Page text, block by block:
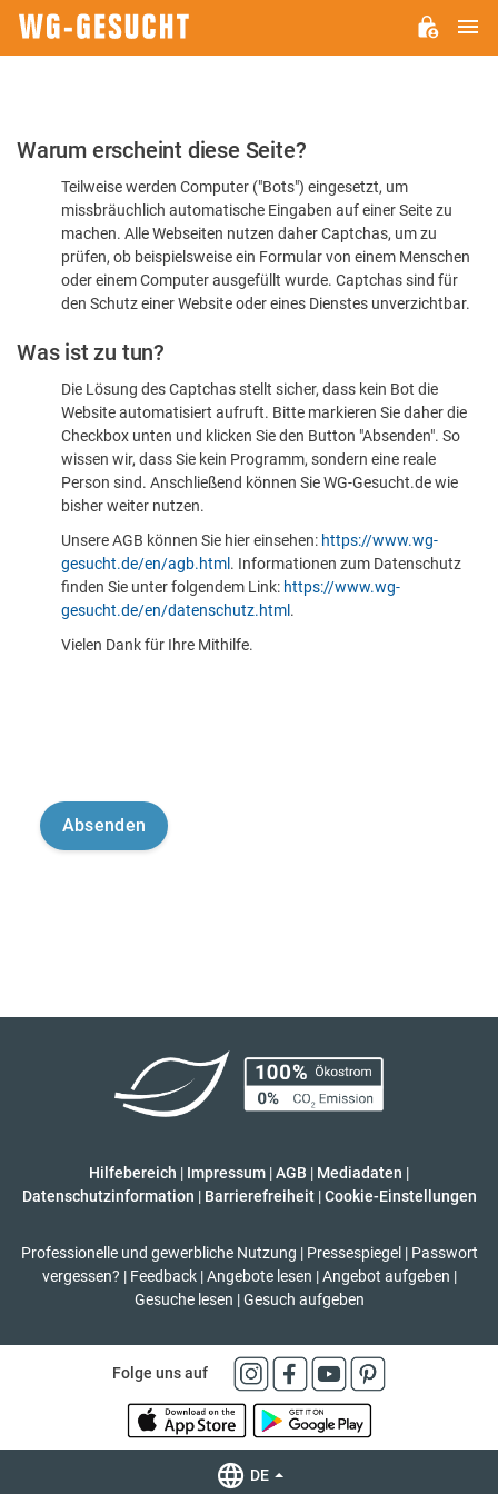
Bitte
dass
sind
Warum erscheint diese Seite?
Teilweise werden Computer ("Bots") eingesetzt, um
missbräuchlich automatische Eingaben auf einer Seite zu
machen. Alle Webseiten nutzen daher Captchas, um zu
prüfen, ob beispielsweise ein Formular von einem Menschen
oder einem Computer ausgefüllt wurde. Captchas sind für
den Schutz einer Website oder eines Dienstes unverzichtbar.
Was ist zu tun?
Die Lösung des Captchas stellt sicher, dass kein Bot die
Website automatisiert aufruft. Bitte markieren Sie daher die
Checkbox unten und klicken Sie den Button "Absenden". So
wissen wir, dass Sie kein Programm, sondern eine reale
Person sind. Anschließend können Sie WG-Gesucht.de wie
bisher weiter nutzen.
Unsere AGB können Sie hier einsehen: https://www.wg-
gesucht.de/en/agb.html . Informationen zum Datenschutz
finden Sie unter folgendem Link: https://www.wg-
gesucht.de/en/datenschutz.html .
Vielen Dank für Ihre Mithilfe.
Hilfebereich | Impressum |AGB | Mediadaten |
Datenschutzinformation | Barrierefreiheit | Cookie-Einstellungen
Professionelle und gewerbliche Nutzung | Pressespiegel | Passwort
vergessen? | Feedback | Angebote lesen | Angebot aufgeben |
Gesuche lesen | Gesuch aufgeben
Folge uns auf
DE